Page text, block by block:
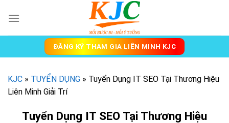
ĐĂNG KÝ THAM GIA LIÊN MINH KJC
KJC » TUYỂN DỤNG » Tuyển Dụng IT SEO Tại Thương Hiệu
Liên Minh Giải Trí
Tuyển Dụng IT SEO Tại Thương Hiệu